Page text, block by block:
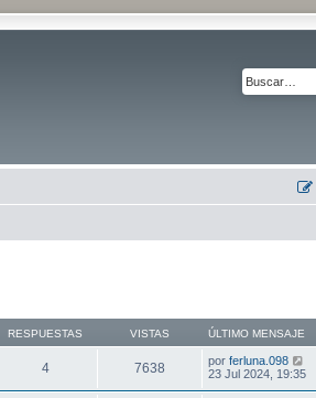
RESPUESTAS VISTAS ÚLTIMO MENSAJE
4 7638 por ferluna.098
23 Jul 2024, 19:35